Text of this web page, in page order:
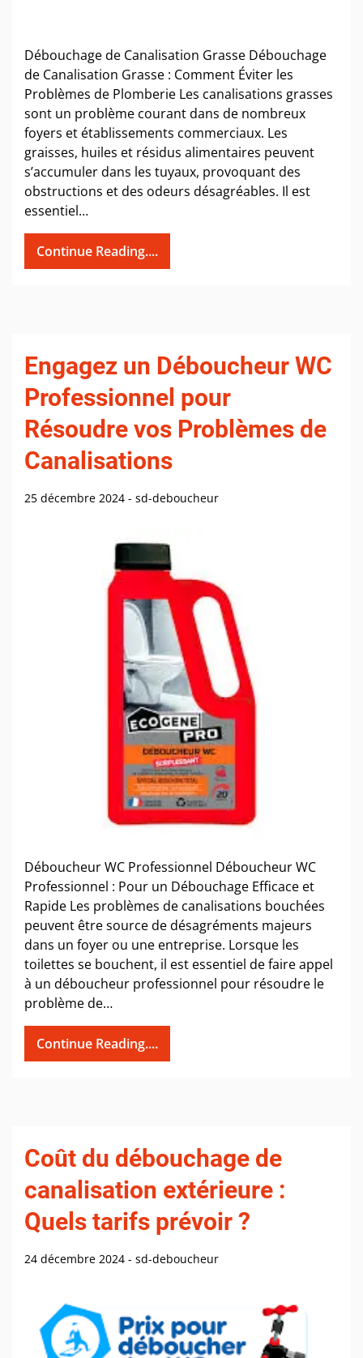
Débouchage de Canalisation Grasse Débouchage
de Canalisation Grasse : Comment Éviter les
Problèmes de Plomberie Les canalisations grasses
sont un problème courant dans de nombreux
foyers et établissements commerciaux. Les
graisses, huiles et résidus alimentaires peuvent
s’accumuler dans les tuyaux, provoquant des
obstructions et des odeurs désagréables. Il est
essentiel…
Continue Reading....
Engagez un Déboucheur WC
Professionnel pour
Résoudre vos Problèmes de
Canalisations
25 décembre 2024 - sd-deboucheur
Déboucheur WC Professionnel Déboucheur WC
Professionnel : Pour un Débouchage Efficace et
Rapide Les problèmes de canalisations bouchées
peuvent être source de désagréments majeurs
dans un foyer ou une entreprise. Lorsque les
toilettes se bouchent, il est essentiel de faire appel
à un déboucheur professionnel pour résoudre le
problème de…
Continue Reading....
Coût du débouchage de
canalisation extérieure :
Quels tarifs prévoir ?
24 décembre 2024 - sd-deboucheur